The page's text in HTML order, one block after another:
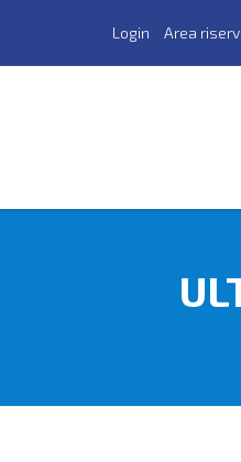
Login Area